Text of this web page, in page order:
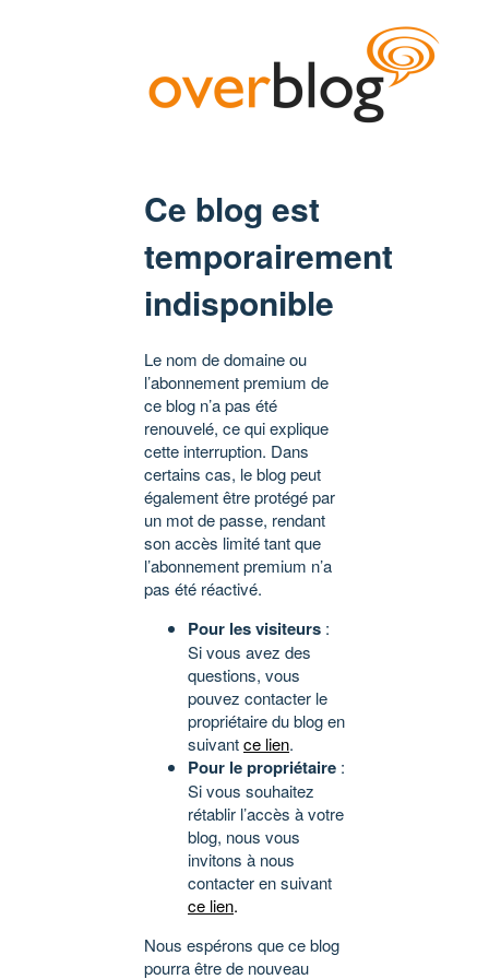
Ce blog est
temporairement
indisponible
Le nom de domaine ou
l’abonnement premium de
ce blog n’a pas été
renouvelé, ce qui explique
cette interruption. Dans
certains cas, le blog peut
également être protégé par
un mot de passe, rendant
son accès limité tant que
l’abonnement premium n’a
pas été réactivé.
Pour les visiteurs :
Si vous avez des
questions, vous
pouvez contacter le
propriétaire du blog en
suivantce lien.
Pour le propriétaire :
Si vous souhaitez
rétablir l’accès à votre
blog, nous vous
invitons à nous
contacter en suivant
ce lien.
Nous espérons que ce blog
pourra être de nouveau